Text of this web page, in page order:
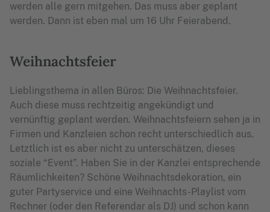
werden alle gern mitgehen. Das muss aber geplant
werden. Dann ist eben mal um 16 Uhr Feierabend.
Weihnachtsfeier
Lieblingsthema in allen Büros: Die Weihnachtsfeier.
Auch diese muss rechtzeitig angekündigt und
vernünftig geplant werden. Weihnachtsfeiern sehen ja in
Firmen und Kanzleien schon recht unterschiedlich aus.
Letztlich ist es aber nicht zu unterschätzen, dieses
soziale “Event”. Haben Sie in der Kanzlei entsprechende
Räumlichkeiten? Schöne Weihnachtsdekoration, ein
guter Partyservice und eine Weihnachts-Playlist vom
Rechner (oder den Referendar als DJ) und schon kann